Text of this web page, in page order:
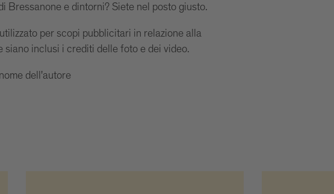
Bressanone e dintorni? Siete nel posto giusto.
per scopi pubblicitari in relazione alla
siano inclusi i crediti delle foto e dei video.
dell'autore